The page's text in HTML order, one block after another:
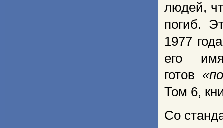
людей,
погиб.
1977
его
готов
Том 6,
Со